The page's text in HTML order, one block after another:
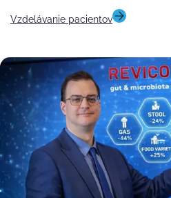
Vzdelávanie pacientov